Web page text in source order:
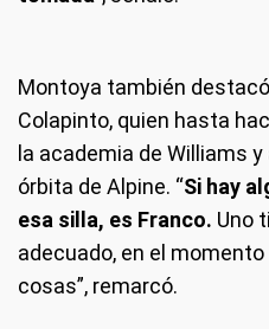
Montoya también
Colapinto, quien hasta
la academia de Williams
órbita de Alpine. “Si hay
esa silla, es Franco. Uno
adecuado, en el
cosas”, remarcó.